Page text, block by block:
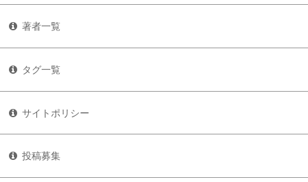
著者一覧
タグ一覧
サイトポリシー
投稿募集